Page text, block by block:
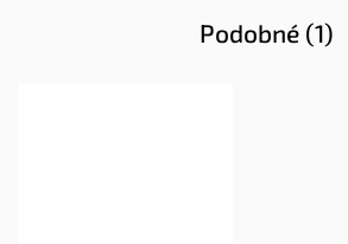
Podobné (1)